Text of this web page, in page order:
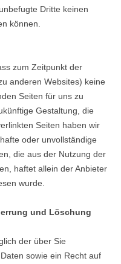
Dritte keinen
können.
zum Zeitpunkt der
anderen Websites) keine
Seiten für uns zu
Gestaltung, die
Seiten haben wir
oder unvollständige
die aus der Nutzung der
haftet allein der Anbieter
wurde.
und Löschung
der über Sie
sowie ein Recht auf